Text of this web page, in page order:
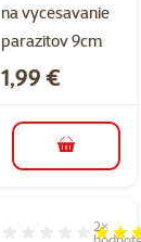
na vycesavanie
parazitov 9cm
Cena
1,99 €
do košíka
2×